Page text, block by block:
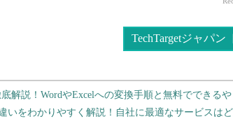
TechTargetジャパン
解説！WordやExcelへの変換手順と無料でできる
いをわかりやすく解説！自社に最適なサービスは